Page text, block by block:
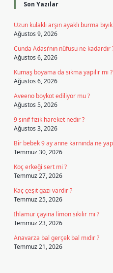
Son Yazılar
Uzun kulaklı arşın ayaklı burma
Ağustos 9, 2026
Cunda Adası’nın nüfusu ne kadardır
Ağustos 6, 2026
Kumaş boyama da sıkma yapılır mı ?
Ağustos 6, 2026
Aveeno boykot ediliyor mu ?
Ağustos 5, 2026
9 sinif fizik hareket nedir ?
Ağustos 3, 2026
Bir bebek 9 ay anne karnında ne
Temmuz 30, 2026
Koç erkeği sert mi ?
Temmuz 27, 2026
Kaç çeşit gazı vardır ?
Temmuz 25, 2026
Ihlamur çayına limon sıkılır mı ?
Temmuz 23, 2026
Anavarza bal gerçek bal mıdır ?
Temmuz 21, 2026